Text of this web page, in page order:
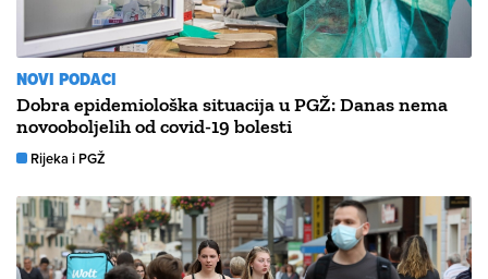
NOVI PODACI
Dobra epidemiološka situacija u PGŽ: Danas nema
novooboljelih od covid-19 bolesti
Rijeka i PGŽ